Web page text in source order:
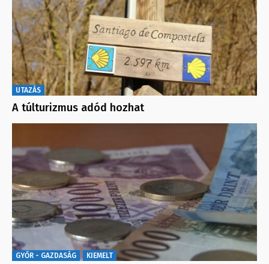
UTAZÁS
A túlturizmus adód hozhat
GYŐR - GAZDASÁG KIEMELT